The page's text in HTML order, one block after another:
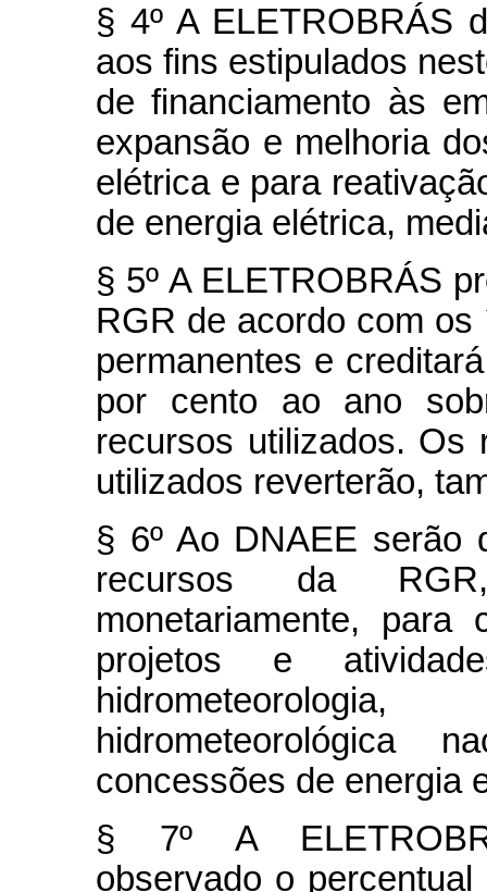
§ 4º A ELETROBRÁS
aos fins estipulados
de financiamento às
expansão e melhoria
elétrica e para
de energia elétrica,
§ 5º A ELETROBRÁS
RGR de acordo com
permanentes e
por cento ao ano
recursos utilizados. Os
utilizados reverterão,
§ 6º Ao DNAEE serão
recursos da
monetariamente, para
projetos e
hidrometeorológica
concessões de energia
§ 7º A
observado o